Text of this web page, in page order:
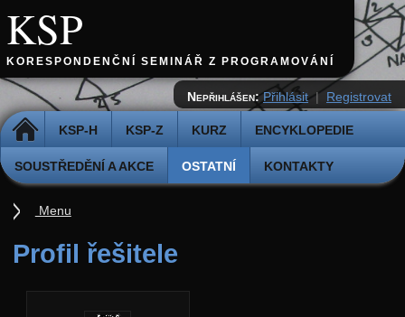
KSP
KORESPONDENČNÍ SEMINÁŘ Z PROGRAMOVÁNÍ
DOMŮ KSP-H KSP-Z KURZ ENCYKLOPEDIE
SOUSTŘEDĚNÍ A AKCE OSTATNÍ KONTAKTY
Nepřihlášen: Přihlásit | Registrovat
Profil řešitele
Menu